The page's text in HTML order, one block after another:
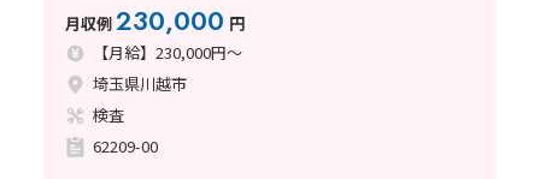
月収例230,000 円
【月給】230,000円～
埼玉県川越市
検査
62209-00